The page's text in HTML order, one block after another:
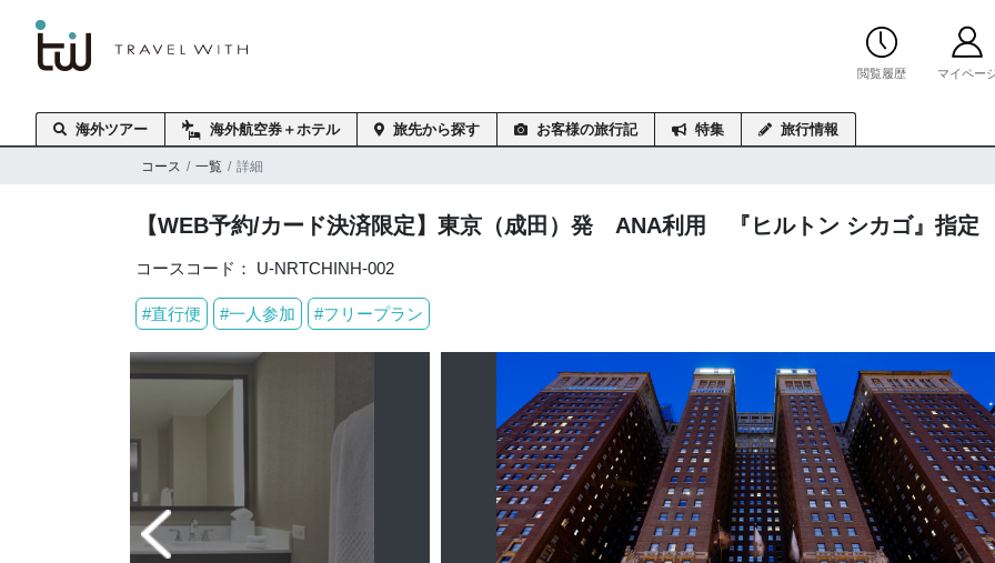
スタンダード・ジャパン
閲覧履歴 マイペー
海外ツアー 海外航空券＋ホテル 旅先から探す お客様の旅行記 特集 旅行情報
コース 一覧 詳細
【WEB予約/カード決済限定】東京（成田）発 ANA利用 『ヒルトン シカゴ』指
コースコード： U-NRTCHINH-002
#直行便 #一人参加 #フリープラン